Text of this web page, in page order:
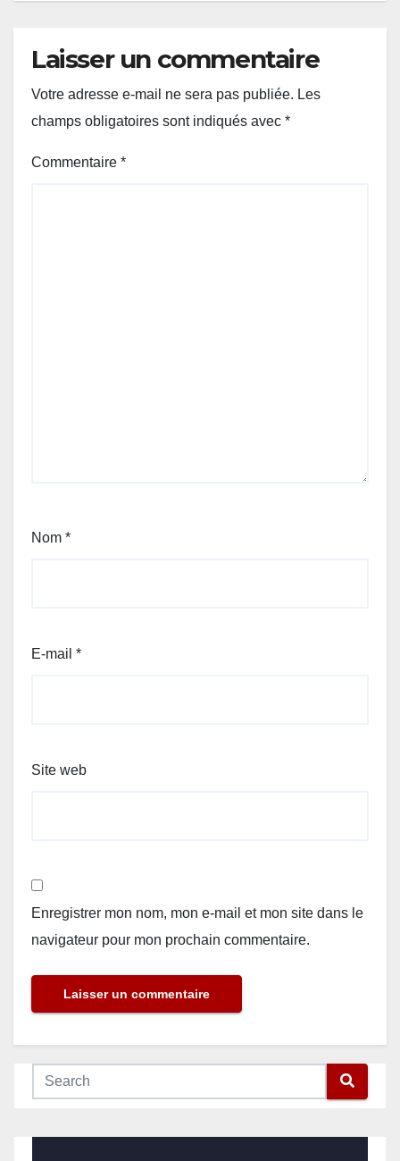
Laisser un commentaire
Votre adresse e-mail ne sera pas publiée. Les
champs obligatoires sont indiqués avec *
Commentaire *
Nom *
E-mail *
Site web
Enregistrer mon nom, mon e-mail et mon site dans le
navigateur pour mon prochain commentaire.